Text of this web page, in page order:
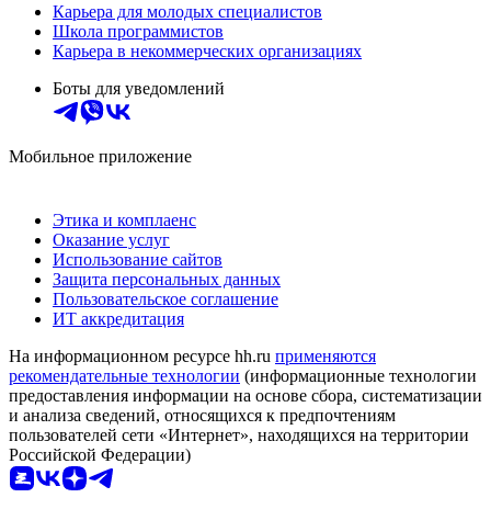
Карьера для молодых специалистов
Школа программистов
Карьера в некоммерческих организациях
Боты для уведомлений
Мобильное приложение
Этика и комплаенс
Оказание услуг
Использование сайтов
Защита персональных данных
Пользовательское соглашение
ИТ аккредитация
На информационном ресурсе hh.ru применяются
рекомендательные технологии (информационные технологии
предоставления информации на основе сбора, систематизации
и анализа сведений, относящихся к предпочтениям
пользователей сети «Интернет», находящихся на территории
Российской Федерации)